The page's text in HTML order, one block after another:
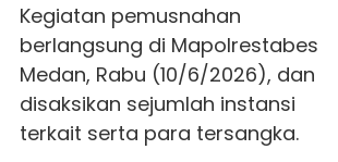
Kegiatan pemusnahan
berlangsung di Mapolrestabes
Medan, Rabu (10/6/2026), dan
disaksikan sejumlah instansi
terkait serta para tersangka.